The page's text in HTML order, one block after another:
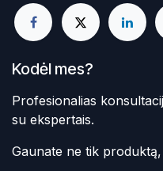
Kodėl mes?
Profesionalias
su ekspertais.
Gaunate ne tik